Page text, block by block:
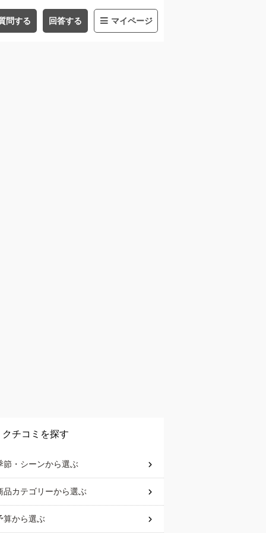
問する 回答する マイページ
クチコミを探す
節・シーンから選ぶ
品カテゴリーから選ぶ
算から選ぶ